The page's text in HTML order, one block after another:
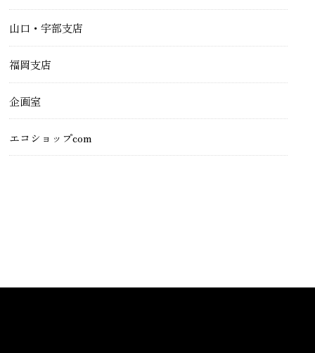
山口・宇部支店
福岡支店
企画室
エコショップcom